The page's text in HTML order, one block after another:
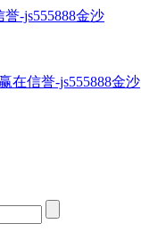
-js555888金沙
在信誉-js555888金沙